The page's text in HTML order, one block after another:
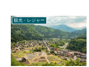
観光・レジャー